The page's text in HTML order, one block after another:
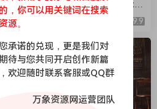
维多利亚时代室内建筑-Victor
ian Interiors
9.9
会员免费
，你可以用关键词在搜索
源。
承诺的兑现，更是我们对
待与您共同开启创作新篇
欢迎随时联系客服或QQ群
万象资源网运营团队